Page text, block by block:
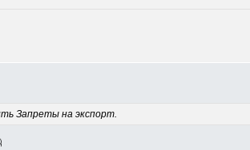
Запреты на экспорт.